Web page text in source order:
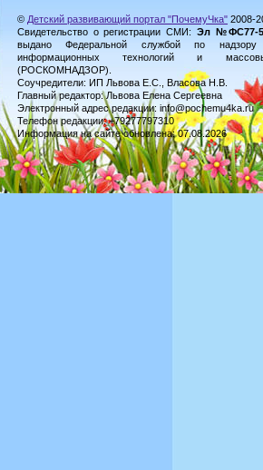
© Детский развивающий портал "ПочемуЧка" 2008-
Свидетельство о регистрации СМИ: Эл №ФС77-
выдано Федеральной службой по
информационных технологий и
(РОСКОМНАДЗОР).
Соучредители: ИП Львова Е.С., Власова Н.В.
Главный редактор: Львова Елена Сергеевна
Электронный адрес редакции: info@pochemu4ka.ru
Телефон редакции: +79277797310
Информация на сайте обновлена: 07.08.2026